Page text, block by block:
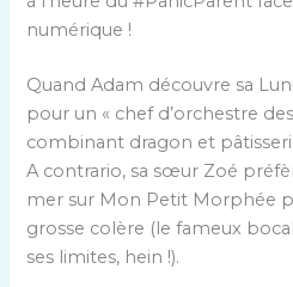
numérique !
Quand Adam découvre sa
pour un « chef d’orchestre
combinant dragon et
A contrario, sa sœur Zoé
mer sur Mon Petit Morphée
grosse colère (le fameux
ses limites, hein !).